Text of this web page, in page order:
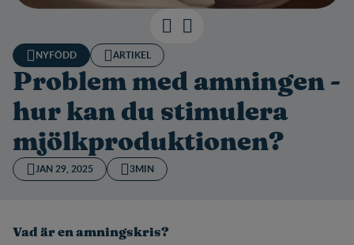
NYFÖDD ARTIKEL
Problem med amningen -
hur kan du stimulera
mjölkproduktionen?
JAN 29, 2025 3MIN
Vad är en amningskris?